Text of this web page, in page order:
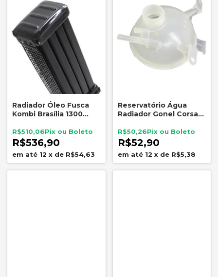
Radiador Óleo Fusca
Kombi Brasília 1300
DEW00472
R$536,90
R$510,06
12 x de R$54,63
Reservatório Água
Radiador Gonel Corsa
R$52,90
R$50,26
12 x de R$5,38